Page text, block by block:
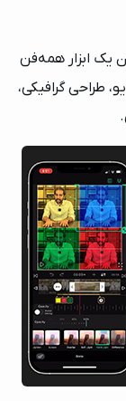
یک ابزار همه‌فن
طراحی گرافیکی،